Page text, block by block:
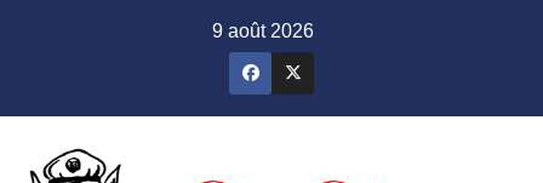
9 août 2026